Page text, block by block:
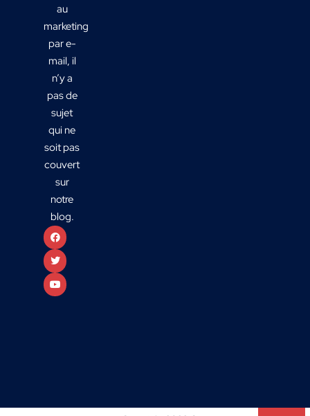
au
marketing
par e-
mail, il
n’y a
pas de
sujet
qui ne
soit pas
couvert
sur
notre
blog.